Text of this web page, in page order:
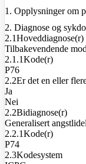
1. Opplysninger om
2. Diagnose og
2.1Hoveddiagnose(r)
Tilbakevendende
2.1.1Kode(r)
P76
2.2Er det en eller
Ja
Nei
2.2Bidiagnose(r)
Generalisert
2.2.1Kode(r)
P74
2.3Kodesystem